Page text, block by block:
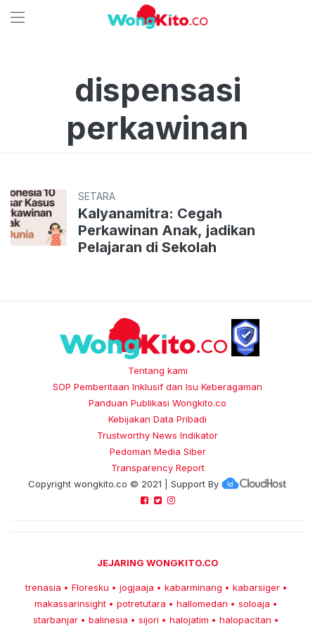
dispensasi
perkawinan
SETARA
Kalyanamitra: Cegah
Perkawinan Anak, jadikan
Pelajaran di Sekolah
Tentang kami
SOP Pemberitaan Inklusif dan Isu Keberagaman
Panduan Publikasi Wongkito.co
Kebijakan Data Pribadi
Trustworthy News Indikator
Pedoman Media Siber
Transparency Report
Copyright wongkito.co © 2021 | Support By
JEJARING WONGKITO.CO
trenasia • Floresku • jogjaaja • kabarminang • kabarsiger •
makassarinsight • potretutara • hallomedan • soloaja •
starbanjar • balinesia • sijori • halojatim • halopacitan •